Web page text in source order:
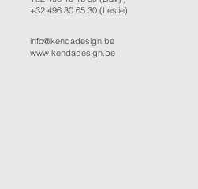
+32 496 30 65 30 (Leslie)
info@kendadesign.be
www.kendadesign.be